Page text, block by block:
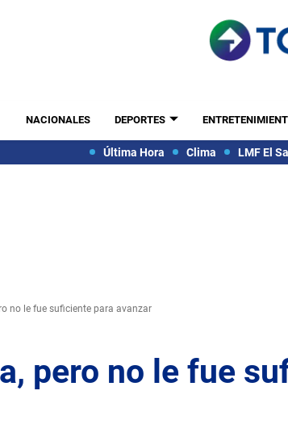
NACIONALES DEPORTES
Última Hora Clima LMF El
no le fue suficiente para avanzar
pero no le fue